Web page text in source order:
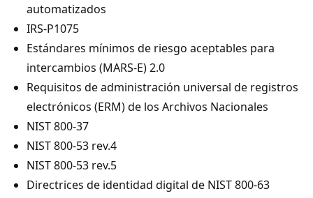
automatizados
IRS-P1075
Estándares mínimos de riesgo aceptables para
intercambios (MARS-E) 2.0
Requisitos de administración universal de registros
electrónicos (ERM) de los Archivos Nacionales
NIST 800-37
NIST 800-53 rev.4
NIST 800-53 rev.5
Directrices de identidad digital de NIST 800-63